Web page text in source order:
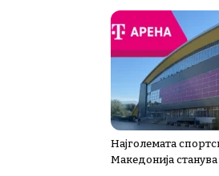
Најголемата
Македонија